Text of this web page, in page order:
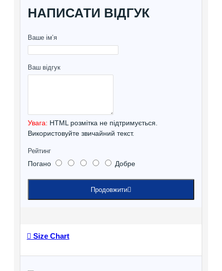
НАПИСАТИ ВІДГУК
Ваше ім’я
Ваш відгук
Увага: HTML розмітка не підтримується.
Використовуйте звичайний текст.
Рейтинг
Погано Добре
Продовжити
Size Chart